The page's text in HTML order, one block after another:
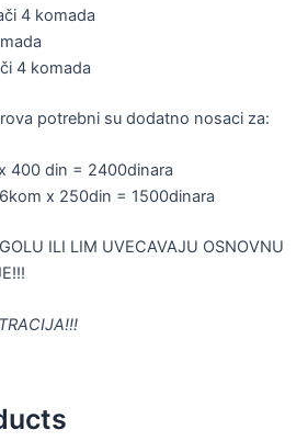
4 komada
4 komada
potrebni su dodatno nosaci za:
400 din = 2400dinara
x 250din = 1500dinara
ILI LIM UVECAVAJU OSNOVNU